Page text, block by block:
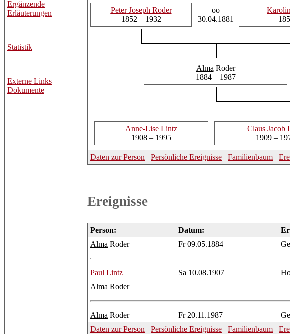
Ergänzende
Erläuterungen
Statistik
Externe Links
Dokumente
PeterJoseph Roder
1852 – 1932
oo
30.04.1881
Alma Roder
1884 – 1987
Anne-Lise Lintz
1908 – 1995
Claus Jacob
1909 –
Daten zur Person Persönliche Ereignisse Familienbaum
Ereignisse
Person: Datum:
Alma Roder Fr 09.05.1884
Paul Lintz Sa 10.08.1907
Alma Roder
Alma Roder Fr 20.11.1987
Daten zur Person
Persönliche Ereignisse Familienbaum